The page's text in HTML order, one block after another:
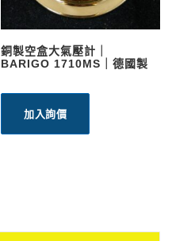
銅製空盒大氣壓計｜
BARIGO 1710MS｜德國製
加入詢價